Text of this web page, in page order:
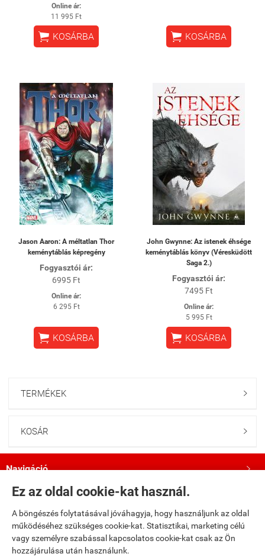
Ez az oldal cookie-kat használ.
A böngészés folytatásával jóváhagyja, hogy használjunk az oldal
működéséhez szükséges cookie-kat. Statisztikai, marketing célú
vagy személyre szabással kapcsolatos cookie-kat csak az Ön
hozzájárulása után használunk.
Online ár:
11 995 Ft
 KOSÁRBA  KOSÁRBA
Jason Aaron: A méltatlan Thor
keménytáblás képregény
Fogyasztói ár:
6995 Ft
Online ár:
6 295 Ft
 KOSÁRBA
John Gwynne: Az istenek éhsége
keménytáblás könyv (Véresküdött
Saga 2.)
Fogyasztói ár:
7495 Ft
Online ár:
5 995 Ft
 KOSÁRBA
TERMÉKEK 
KOSÁR 
Navigáció 
Saját fiók
Bemutatkozás